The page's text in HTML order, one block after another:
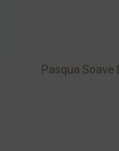
Pasqua Soave